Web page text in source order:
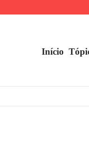
Início